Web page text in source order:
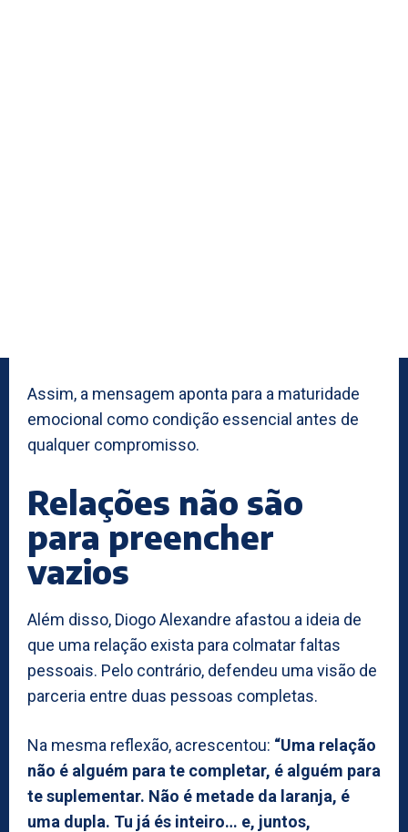
Assim, a mensagem aponta para a maturidade
emocional como condição essencial antes de
qualquer compromisso.
Relações não são
para preencher
vazios
Além disso, Diogo Alexandre afastou a ideia de
que uma relação exista para colmatar faltas
pessoais. Pelo contrário, defendeu uma visão de
parceria entre duas pessoas completas.
Na mesma reflexão, acrescentou: “Uma relação
não é alguém para te completar, é alguém para
te suplementar. Não é metade da laranja, é
uma dupla. Tu já és inteiro… e, juntos,